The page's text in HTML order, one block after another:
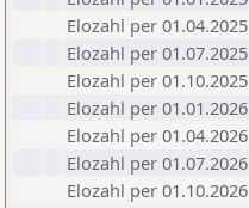
Elozahl per 01.04.2025
Elozahl per 01.07.2025
Elozahl per 01.10.2025
Elozahl per 01.01.2026
Elozahl per 01.04.2026
Elozahl per 01.07.2026
Elozahl per 01.10.2026